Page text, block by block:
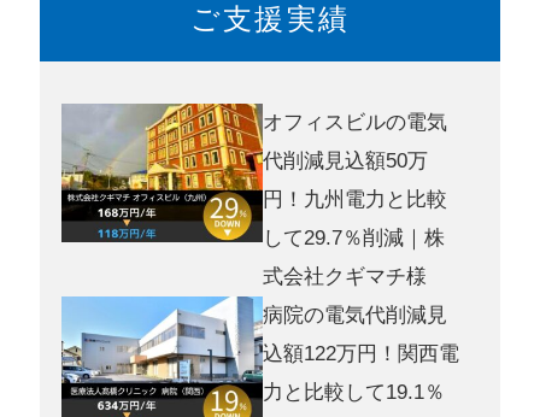
ご支援実績
オフィスビルの電気
代削減見込額50万
円！九州電力と比較
して29.7％削減｜株
式会社クギマチ様
病院の電気代削減見
込額122万円！関西電
力と比較して19.1％